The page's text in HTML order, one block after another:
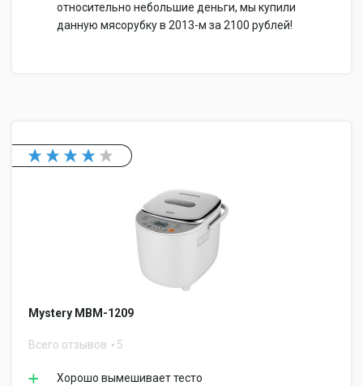
относительно небольшие деньги, мы купили
данную мясорубку в 2013-м за 2100 рублей!
Mystery MBM-1209
Всего отзывов 5
Хорошо вымешивает тесто